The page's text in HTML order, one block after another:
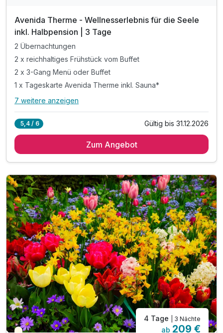
Avenida Therme - Wellnesserlebnis für die Seele
inkl. Halbpension | 3 Tage
2 Übernachtungen
2 x reichhaltiges Frühstück vom Buffet
2 x 3-Gang Menü oder Buffet
1 x Tageskarte Avenida Therme inkl. Sauna*
Alle Inklusivleistungen
2 x reichhaltiges Frühstück vom Buffet
1 x Obsteller auf dem Zimmer
1 x Begrüßungsgetränk
inkl. Voucher im Hotelshop
inkl. late check out bis 14 Uhr**
inkl. Nutzung des hoteleigenen Fitnessbereichs
inkl. Nutzung der hoteleigenen Saunabereichs
inkl. W-LAN
7 weitere anzeigen
5,4 / 6 Gültig bis 31.12.2026
Zum Angebot
4 Tage | 3 Nächte
ab 209 €